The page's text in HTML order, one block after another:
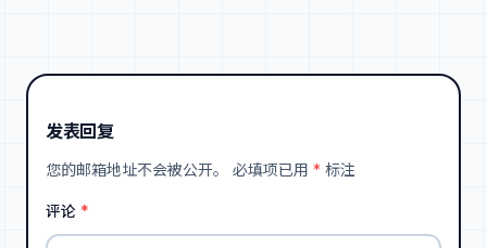
发表回复
您的邮箱地址不会被公开。 必填项已用 * 标注
评论 *